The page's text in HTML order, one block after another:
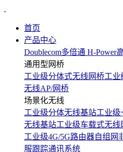
首页
产品中心
Doublecom多倍通 H-Power
通用型网桥
工业级分体式无线网桥工业
无线AP/网桥
场景化无线
工业级分体无线基站工业级
无线基站工业级车载式无线
工业级4G/5G路由器自组网
服跟踪通讯系统